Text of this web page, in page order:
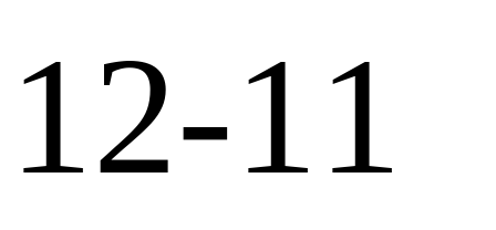
12-11